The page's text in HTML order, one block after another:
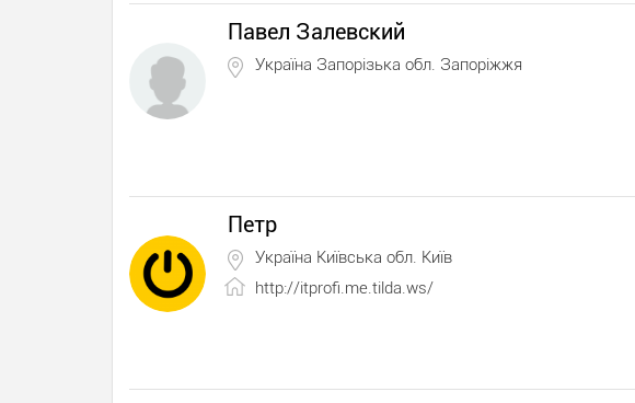
Павел Залевский
Україна Запорізька обл. Запоріжжя
Петр
Україна Київська обл. Київ
http://itprofi.me.tilda.ws/